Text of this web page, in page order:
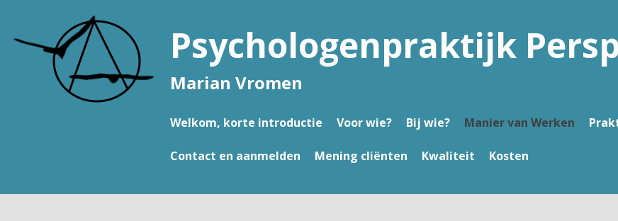
inhoud
Psychologenpraktijk
Marian Vromen
Welkom, korte introductie Voor wie? Bij wie? Manier van Werken
Contact en aanmelden Mening cliënten Kwaliteit Kosten